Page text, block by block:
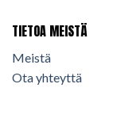
TIETOA MEISTÄ
Meistä
Ota yhteyttä